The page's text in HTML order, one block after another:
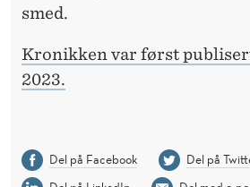
smed.
Kronikken var først
2023.
Del på Facebook
Del på